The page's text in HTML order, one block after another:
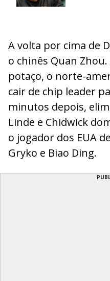
A volta por cima de
o chinês Quan
potaço, o norte-
cair de chip leader
minutos depois,
Linde e Chidwick
o jogador dos EUA
Gryko e Biao Ding.